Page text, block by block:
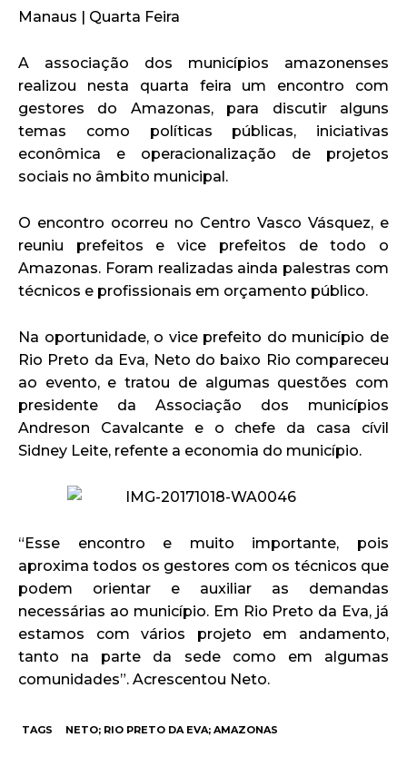
Manaus | Quarta Feira
A associação dos municípios amazonenses
realizou nesta quarta feira um encontro com
gestores do Amazonas, para discutir alguns
temas como políticas públicas, iniciativas
econômica e operacionalização de projetos
sociais no âmbito municipal.
O encontro ocorreu no Centro Vasco Vásquez, e
reuniu prefeitos e vice prefeitos de todo o
Amazonas. Foram realizadas ainda palestras com
técnicos e profissionais em orçamento público.
Na oportunidade, o vice prefeito do município de
Rio Preto da Eva, Neto do baixo Rio compareceu
ao evento, e tratou de algumas questões com
presidente da Associação dos municípios
Andreson Cavalcante e o chefe da casa cívil
Sidney Leite, refente a economia do município.
“Esse encontro e muito importante, pois
aproxima todos os gestores com os técnicos que
podem orientar e auxiliar as demandas
necessárias ao município. Em Rio Preto da Eva, já
estamos com vários projeto em andamento,
tanto na parte da sede como em algumas
comunidades”. Acrescentou Neto.
TAGS NETO; RIO PRETO DA EVA; AMAZONAS